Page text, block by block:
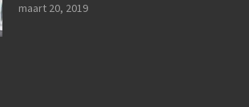
maart 20, 2019